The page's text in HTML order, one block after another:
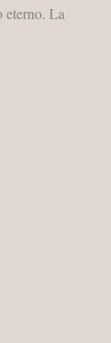
eterno. La